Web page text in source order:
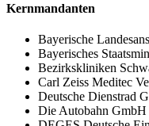
Kernmandanten
Bayerische
Bayerisches
Bezirkskliniken
Carl Zeiss Meditec
Deutsche Dienstrad
Die Autobahn GmbH